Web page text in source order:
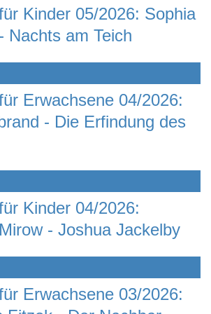
Kinder 05/2026: Sophia
Nachts am Teich
Erwachsene 04/2026:
- Die Erfindung des
Kinder 04/2026:
- Joshua Jackelby
Erwachsene 03/2026: